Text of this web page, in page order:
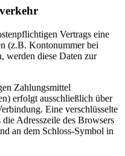
Vertrags eine
(z.B. Kontonummer bei
werden diese Daten zur
Zahlungsmittel
erfolgt ausschließlich über
Eine verschlüsselte
Adresszeile des Browsers
an dem Schloss-Symbol in